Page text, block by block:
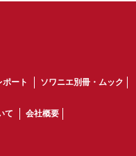
ート ソワニエ別冊・ムック
て 会社概要